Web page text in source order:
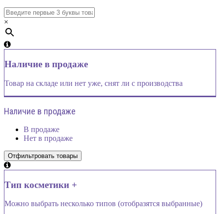
×
Наличие в продаже
Товар на складе или нет уже, снят ли с производства
Наличие в продаже
В продаже
Нет в продаже
Тип косметики +
Можно выбрать несколько типов (отобразятся выбранные)